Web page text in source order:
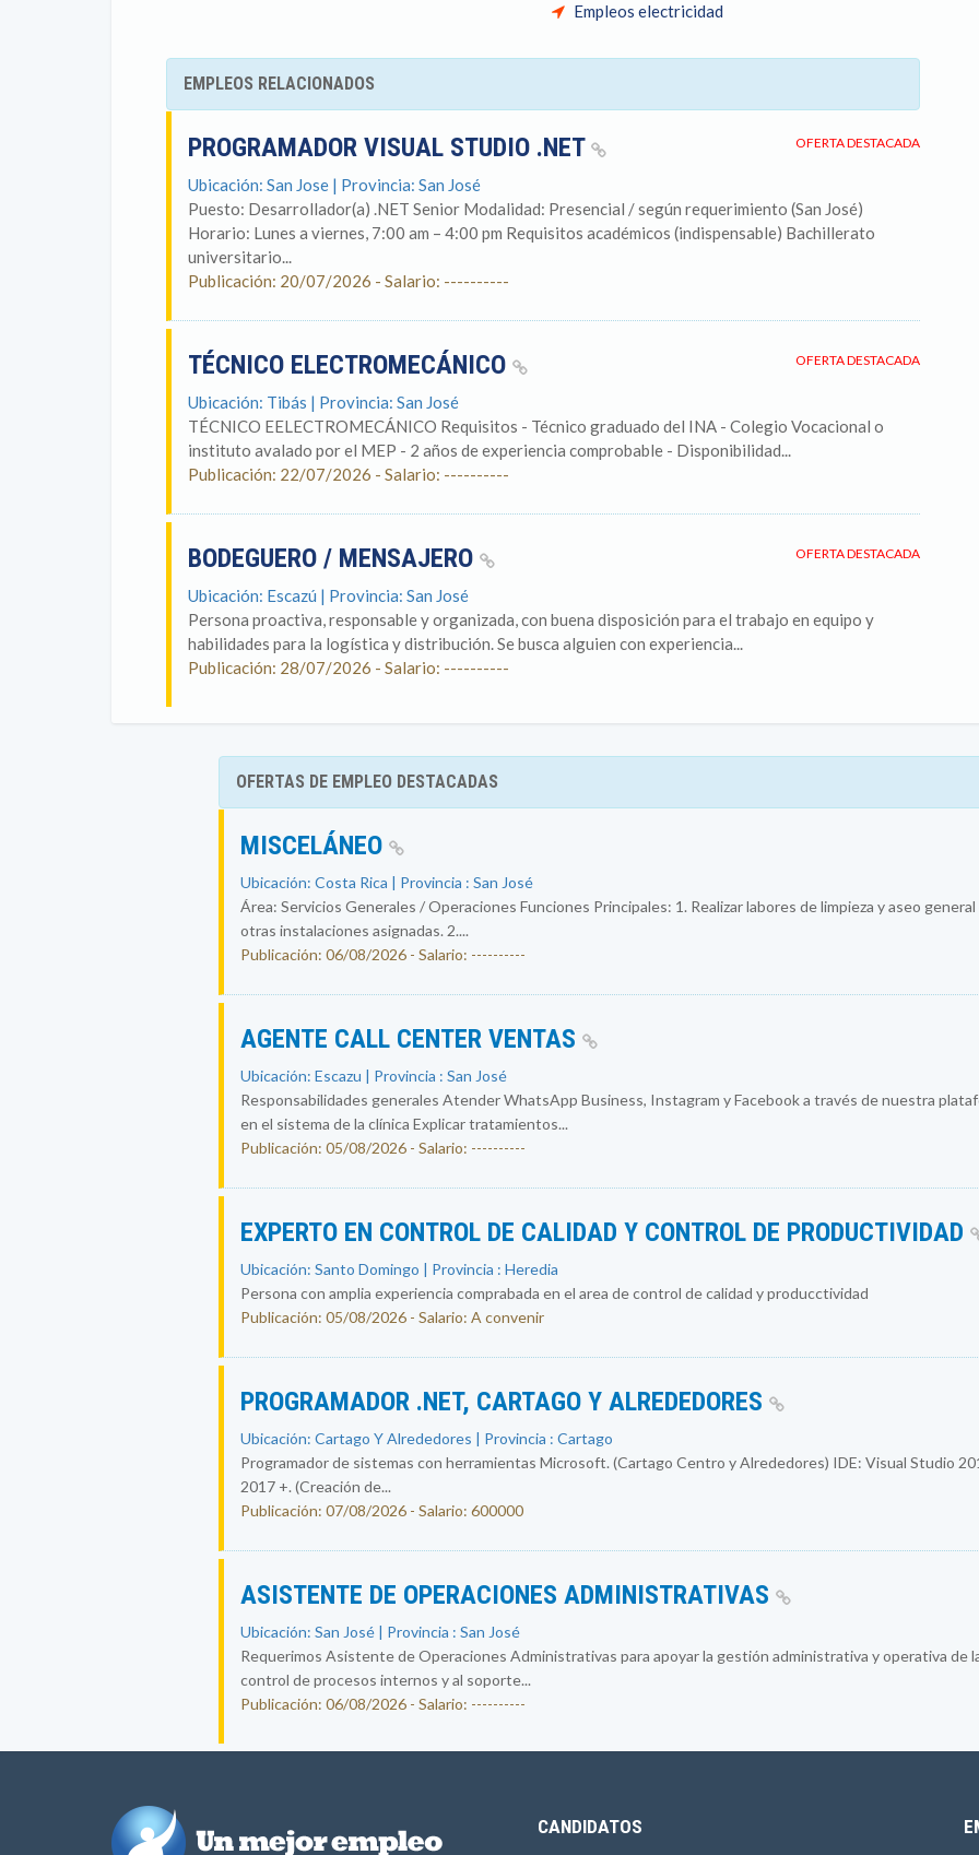
Empleos electricidad
EMPLEOS RELACIONADOS
OFERTA DESTACADA
PROGRAMADOR VISUAL STUDIO .NET
Ubicación: San Jose | Provincia: San José
Puesto: Desarrollador(a) .NET Senior Modalidad: Presencial / según requerimiento (San José)
Horario: Lunes a viernes, 7:00 am – 4:00 pm Requisitos académicos (indispensable) Bachillerato
universitario...
Publicación: 20/07/2026 - Salario: ----------
OFERTA DESTACADA
TÉCNICO ELECTROMECÁNICO
Ubicación: Tibás | Provincia: San José
TÉCNICO EELECTROMECÁNICO Requisitos - Técnico graduado del INA - Colegio Vocacional o
instituto avalado por el MEP - 2 años de experiencia comprobable - Disponibilidad...
Publicación: 22/07/2026 - Salario: ----------
OFERTA DESTACADA
BODEGUERO / MENSAJERO
Ubicación: Escazú | Provincia: San José
Persona proactiva, responsable y organizada, con buena disposición para el trabajo en equipo y
habilidades para la logística y distribución. Se busca alguien con experiencia...
Publicación: 28/07/2026 - Salario: ----------
OFERTAS DE EMPLEO DESTACADAS
MISCELÁNEO
Ubicación: Costa Rica | Provincia : San José
Área: Servicios Generales / Operaciones Funciones Principales: 1. Realizar labores de limpieza y aseo
otras instalaciones asignadas. 2....
Publicación: 06/08/2026 - Salario: ----------
AGENTE CALL CENTER VENTAS
Ubicación: Escazu | Provincia : San José
Responsabilidades generales Atender WhatsApp Business, Instagram y Facebook a través de nuestra
en el sistema de la clínica Explicar tratamientos...
Publicación: 05/08/2026 - Salario: ----------
EXPERTO EN CONTROL DE CALIDAD Y CONTROL DE PRODUCTIVIDAD
Ubicación: Santo Domingo | Provincia : Heredia
Persona con amplia experiencia comprabada en el area de control de calidad y producctividad
Publicación: 05/08/2026 - Salario: A convenir
PROGRAMADOR .NET, CARTAGO Y ALREDEDORES
Ubicación: Cartago Y Alrededores | Provincia : Cartago
Programador de sistemas con herramientas Microsoft. (Cartago Centro y Alrededores) IDE: Visual Studio
2017 +. (Creación de...
Publicación: 07/08/2026 - Salario: 600000
ASISTENTE DE OPERACIONES ADMINISTRATIVAS
Ubicación: San José | Provincia : San José
Requerimos Asistente de Operaciones Administrativas para apoyar la gestión administrativa y operativa de
control de procesos internos y al soporte...
Publicación: 06/08/2026 - Salario: ----------
CANDIDATOS